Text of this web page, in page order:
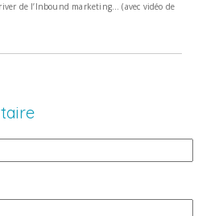
de l’Inbound marketing… (avec vidéo de